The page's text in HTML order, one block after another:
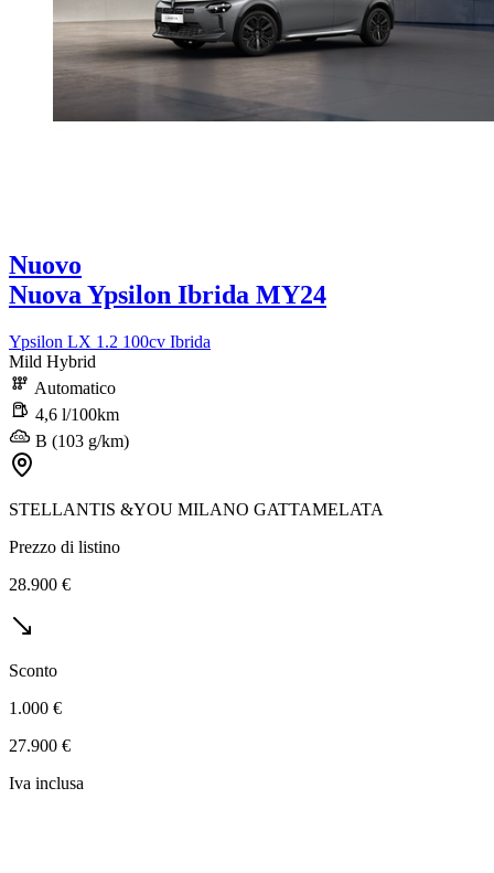
Nuovo
Nuova Ypsilon Ibrida MY24
Ypsilon LX 1.2 100cv Ibrida
Mild Hybrid
Automatico
4,6 l/100km
B (103 g/km)
STELLANTIS &YOU MILANO GATTAMELATA
Prezzo di listino
28.900 €
Sconto
1.000 €
27.900 €
Iva inclusa